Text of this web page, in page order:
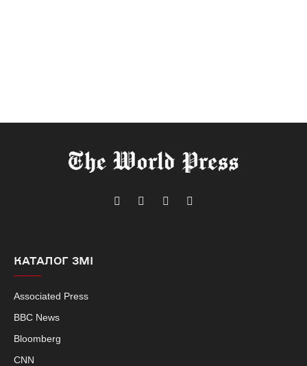
TelegramFacebookInstagram
X
КАТАЛОГ ЗМІ
Associated Press
BBC News
Bloomberg
CNN